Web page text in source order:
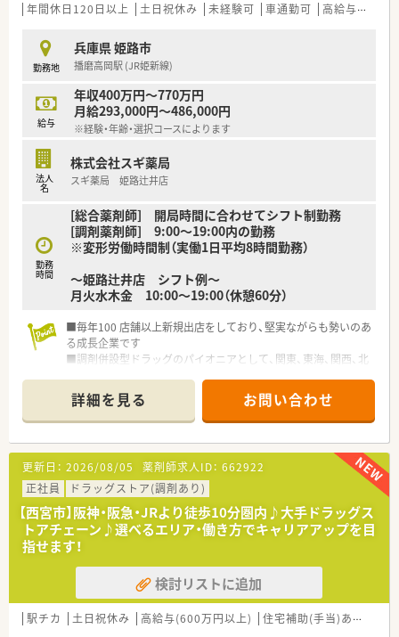
年間休日120日以上 土日祝休み 未経験可 車通勤可 高給与(600万円以上)
勤務地
兵庫県 姫路市
播磨高岡駅 (JR姫新線)
給与
年収400万円～770万円
月給293,000円～486,000円
※経験・年齢・選択コースによります
法人
名
株式会社スギ薬局
スギ薬局 姫路辻井店
勤務
時間
[総合薬剤師] 開局時間に合わせてシフト制勤務
[調剤薬剤師] 9:00～19:00内の勤務
※変形労働時間制（実働1日平均8時間勤務）
～姫路辻井店 シフト例～
月火水木金 10:00〜19:00（休憩60分）
■毎年100 店舗以上新規出店をしており、堅実ながらも勢いのあ
る成長企業です
■調剤併設型ドラッグのパイオニアとして、関東、東海、関西、北
■研修制度は様々なプランがあり、集合研修だけでなく任意で受
講可能な研修も幅広く用意されています
■店舗で活躍する従業員、社外で活躍する従業員、将来経営幹部
となる従業員など、薬剤師として様々な活躍ができるフィールド
を用意されています
■総合薬剤師・調剤薬剤師（土日休み・19時までの勤務）どちらか
の働き方を選択できます
■調剤併設型だけでなく「医療モール・クリニック併設店舗」「敷
地内薬局」「訪問調剤特化型店舗」など様々な店舗を運営してい
ます
■在宅医療にも積極的取り組んでおり「訪問調剤特化型店舗」を
50店舗以上、無菌調剤室は業界最多の51店舗設置しています
■「プラチナくるみん認定企業」「健康経営優良法人2023（大規模
法人部門）認定」等を取得し一人ひとりが働きやすい環境が整備
されています
詳細を見る お問い合わせ
更新日： 2026/08/05 薬剤師求人ID： 662922
正社員
ドラッグストア(調剤あり)
【西宮市】阪神・阪急・JRより徒歩10分圏内♪大手ドラッグス
トアチェーン♪選べるエリア・働き方でキャリアアップを目
指せます！
検討リストに追加
駅チカ 土日祝休み 高給与(600万円以上) 住宅補助(手当)あり